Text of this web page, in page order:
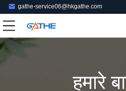
gathe-service06@hkgathe.com
हमारे